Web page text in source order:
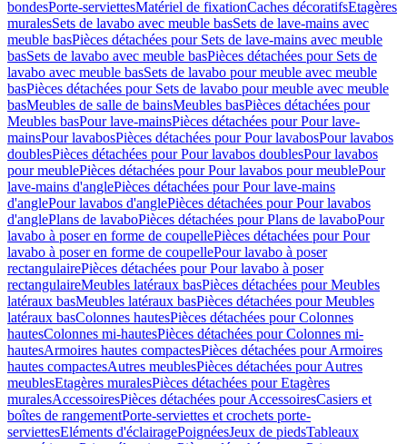
bondesPorte-serviettesMatériel de fixationCaches décoratifsEtagères
muralesSets de lavabo avec meuble basSets de lave-mains avec
meuble basPièces détachées pour Sets de lave-mains avec meuble
basSets de lavabo avec meuble basPièces détachées pour Sets de
lavabo avec meuble basSets de lavabo pour meuble avec meuble
basPièces détachées pour Sets de lavabo pour meuble avec meuble
basMeubles de salle de bainsMeubles basPièces détachées pour
Meubles basPour lave-mainsPièces détachées pour Pour lave-
mainsPour lavabosPièces détachées pour Pour lavabosPour lavabos
doublesPièces détachées pour Pour lavabos doublesPour lavabos
pour meublePièces détachées pour Pour lavabos pour meublePour
lave-mains d'anglePièces détachées pour Pour lave-mains
d'anglePour lavabos d'anglePièces détachées pour Pour lavabos
d'anglePlans de lavaboPièces détachées pour Plans de lavaboPour
lavabo à poser en forme de coupellePièces détachées pour Pour
lavabo à poser en forme de coupellePour lavabo à poser
rectangulairePièces détachées pour Pour lavabo à poser
rectangulaireMeubles latéraux basPièces détachées pour Meubles
latéraux basMeubles latéraux basPièces détachées pour Meubles
latéraux basColonnes hautesPièces détachées pour Colonnes
hautesColonnes mi-hautesPièces détachées pour Colonnes mi-
hautesArmoires hautes compactesPièces détachées pour Armoires
hautes compactesAutres meublesPièces détachées pour Autres
meublesEtagères muralesPièces détachées pour Etagères
muralesAccessoiresPièces détachées pour AccessoiresCasiers et
boîtes de rangementPorte-serviettes et crochets porte-
serviettesEléments d'éclairagePoignéesJeux de piedsTableaux